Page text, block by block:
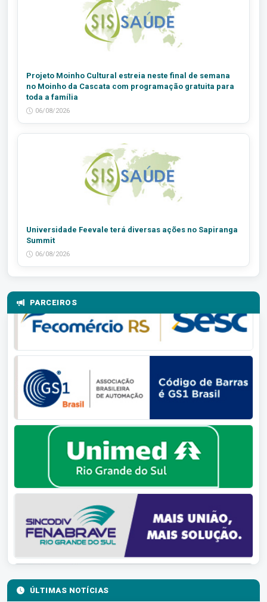
Projeto Moinho Cultural estreia neste final de semana
no Moinho da Cascata com programação gratuita para
toda a família
06/08/2026
Universidade Feevale terá diversas ações no Sapiranga
Summit
06/08/2026
PARCEIROS
ÚLTIMAS NOTÍCIAS